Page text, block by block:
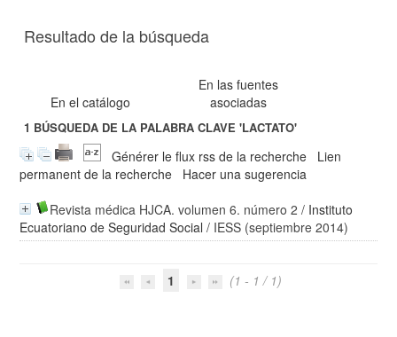
Resultado de la búsqueda
En el catálogo
En las fuentes
asociadas
1 BÚSQUEDA DE LA PALABRA CLAVE'LACTATO'
Générer le flux rss de la recherche
Lien
permanent de la recherche
Hacer una sugerencia
Revista médica HJCA. volumen 6. número 2 / Instituto
Ecuatoriano de Seguridad Social / IESS (septiembre 2014)
1 (1 - 1 / 1)